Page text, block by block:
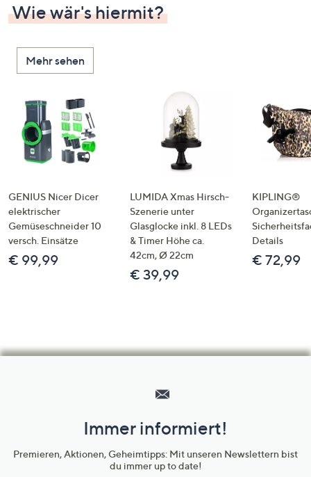
Wie wär's hiermit?
Mehr sehen
GENIUS Nicer Dicer
elektrischer
Gemüseschneider 10
versch. Einsätze
€ 99,99
LUMIDA Xmas Hirsch-
Szenerie unter
Glasglocke inkl. 8 LEDs
& Timer Höhe ca.
42cm, Ø 22cm
€ 39,99
KIPLING®
Details
€ 72,99
Unternehmensinformationen
Immer informiert!
Premieren, Aktionen, Geheimtipps: Mit unseren Newslettern bist
du immer up to date!